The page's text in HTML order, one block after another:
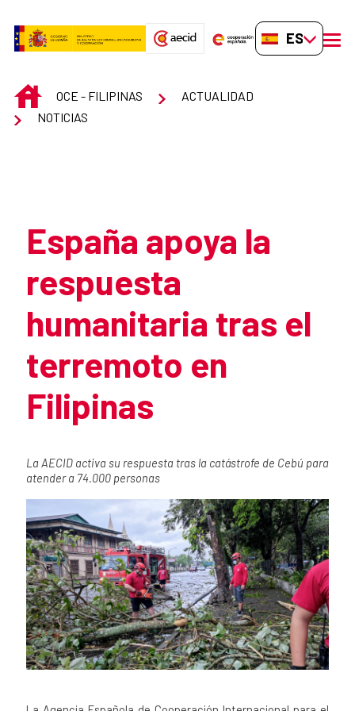
ES-ES
INICIOOCE - FILIPINAS
ACTUALIDAD
NOTICIAS
España apoya la
respuesta
humanitaria tras el
terremoto en
Filipinas
La AECID activa su respuesta tras la catástrofe de Cebú para
atender a 74.000 personas